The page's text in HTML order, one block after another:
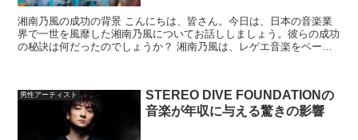
湘南乃風の成功の背景 こんにちは、皆さん。今日は、日本の音楽業
界で一世を風靡した湘南乃風についてお話ししましょう。彼らの成功
の秘訣は何だったのでしょうか？ 湘南乃風は、レゲエ音楽をベース
男性アーティスト
STEREO DIVE FOUNDATIONの
音楽が年収に与える驚きの影響